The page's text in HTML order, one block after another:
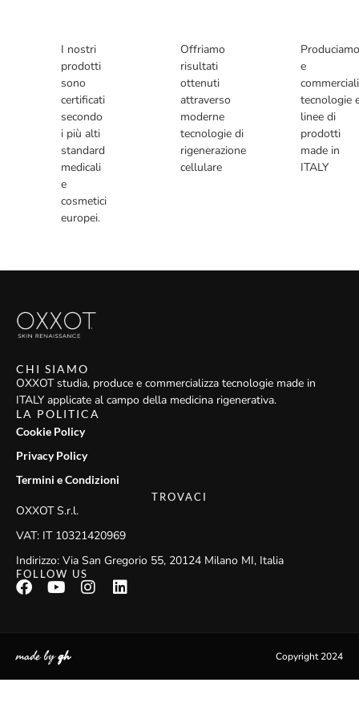
I nostri
prodotti
sono
certificati
secondo
i più alti
standard
medicali
e
cosmetici
europei.
Offriamo
risultati
ottenuti
attraverso
moderne
tecnologie di
rigenerazione
cellulare
Produciamo
e
tecnologie
linee di
prodotti
made in
ITALY
CHI SIAMO
OXXOT studia, produce e commercializza tecnologie made in
ITALY applicate al campo della medicina rigenerativa.
LA POLITICA
Cookie Policy
Privacy Policy
Termini e Condizioni
TROVACI
OXXOT S.r.l.
VAT: IT 10321420969
Indirizzo: Via San Gregorio 55, 20124 Milano MI, Italia
FOLLOW US
made bygh Copyright 2024